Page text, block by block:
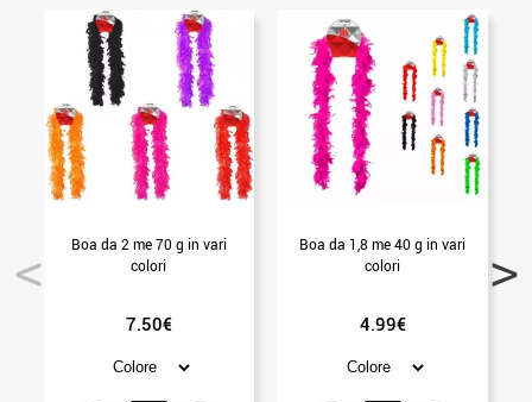
Boa da 2 me 70 g in vari
colori
7.50€
Boa da 1,8 me 40 g in vari
colori
4.99€